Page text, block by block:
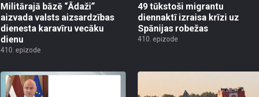
Militārajā bāzē “Ādaži”
aizvada valsts aizsardzības
dienesta karavīru vecāku
dienu
410. epizode
49 tūkstoši migrantu
diennaktī izraisa krīzi uz
Spānijas robežas
410. epizode